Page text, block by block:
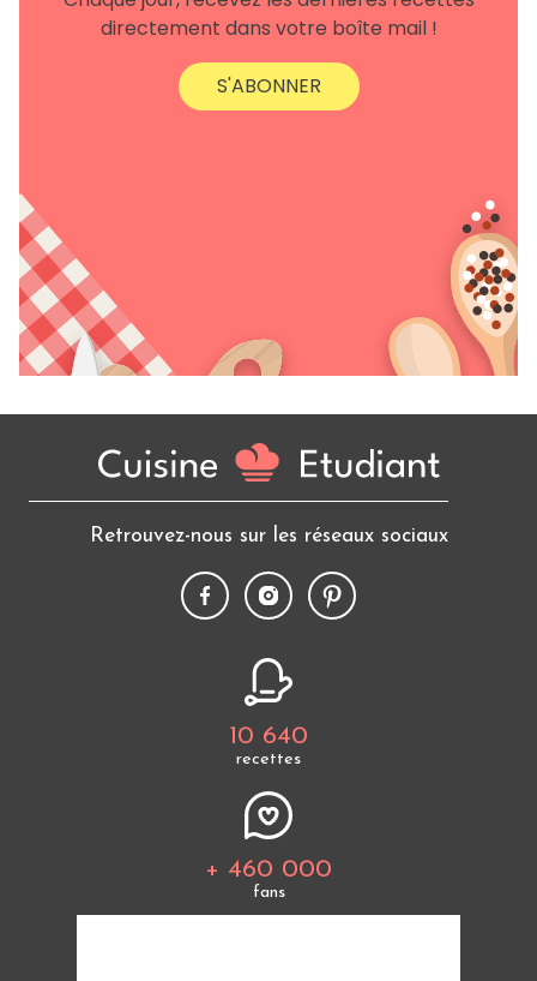
directement dans votre boîte mail !
S'ABONNER
Retrouvez-nous sur les réseaux sociaux
10 640
recettes
+ 460 000
fans